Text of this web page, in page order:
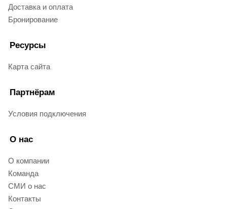
Доставка и оплата
Бронирование
Ресурсы
Карта сайта
Партнёрам
Условия подключения
О нас
О компании
Команда
СМИ о нас
Контакты